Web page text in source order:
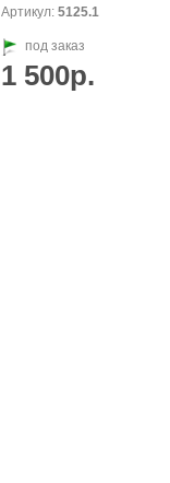
Артикул: 5125.1
под заказ
1 500р.